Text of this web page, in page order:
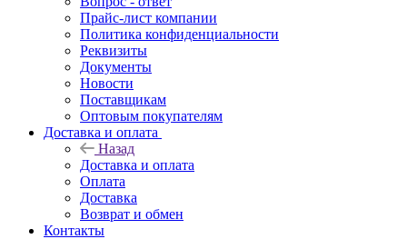
Прайс-лист компании
Политика конфиденциальности
Реквизиты
Документы
Новости
Поставщикам
Оптовым покупателям
Доставка и оплата
Назад
Доставка и оплата
Оплата
Доставка
Возврат и обмен
Контакты